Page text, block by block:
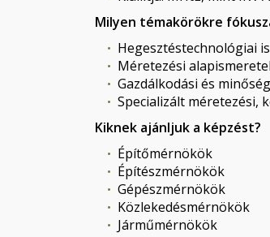
Milyen témakörökre
Hegesztéstechnológiai
Méretezési
Gazdálkodási és
Specializált méretezési,
Kiknek ajánljuk a képzést?
Építőmérnökök
Építészmérnökök
Gépészmérnökök
Közlekedésmérnökök
Járműmérnökök